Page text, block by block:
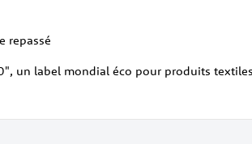
repassé
un label mondial éco pour produits textiles